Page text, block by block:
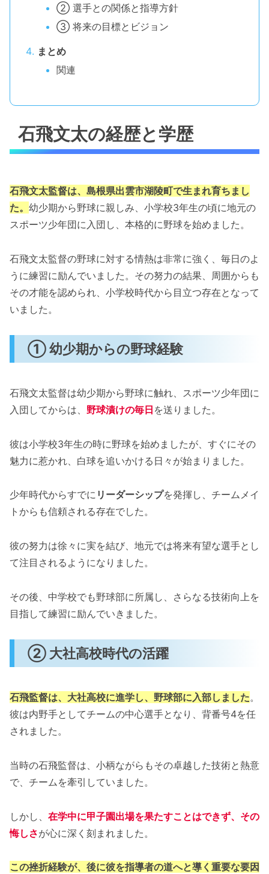
② 選手との関係と指導方針
③ 将来の目標とビジョン
まとめ
関連
石飛文太の経歴と学歴
石飛文太監督は、島根県出雲市湖陵町で生まれ育ちまし
た。 幼少期から野球に親しみ、小学校3年生の頃に地元の
スポーツ少年団に入団し、本格的に野球を始めました。
石飛文太監督の野球に対する情熱は非常に強く、毎日のよ
うに練習に励んでいました。その努力の結果、周囲からも
その才能を認められ、小学校時代から目立つ存在となって
いました。
① 幼少期からの野球経験
石飛文太監督は幼少期から野球に触れ、スポーツ少年団に
入団してからは、 野球漬けの毎日 を送りました。
彼は小学校3年生の時に野球を始めましたが、すぐにその
魅力に惹かれ、白球を追いかける日々が始まりました。
少年時代からすでに リーダーシップを発揮し、チームメイ
トからも信頼される存在でした。
彼の努力は徐々に実を結び、地元では将来有望な選手とし
て注目されるようになりました。
その後、中学校でも野球部に所属し、さらなる技術向上を
目指して練習に励んでいきました。
② 大社高校時代の活躍
石飛監督は、大社高校に進学し、野球部に入部しました。
彼は内野手としてチームの中心選手となり、背番号4を任
されました。
当時の石飛監督は、小柄ながらもその卓越した技術と熱意
で、チームを牽引していました。
しかし、 在学中に甲子園出場を果たすことはできず、その
悔しさが心に深く刻まれました。
この挫折経験が、後に彼を指導者の道へと導く重要な要因